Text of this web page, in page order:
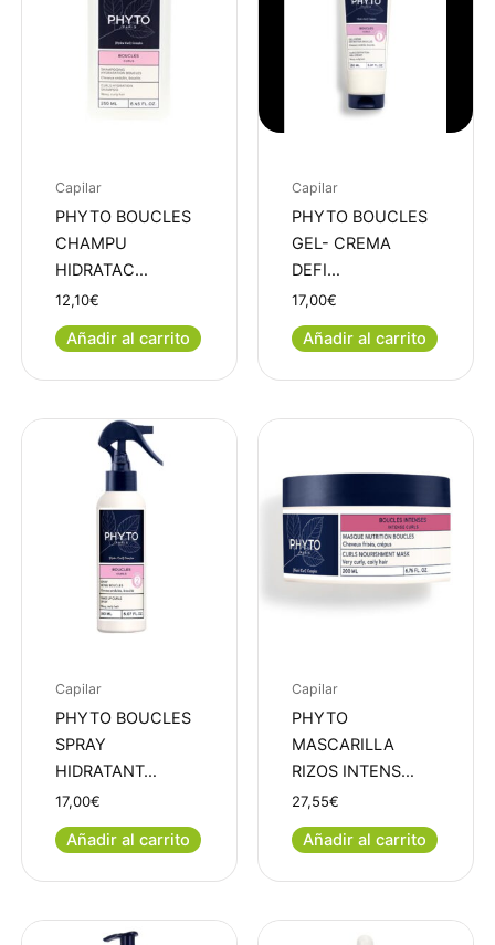
Capilar
PHYTO BOUCLES
CHAMPU
HIDRATAC…
12,10€
Añadir al carrito
Capilar
PHYTO BOUCLES
GEL- CREMA
DEFI…
17,00€
Añadir al carrito
Capilar
PHYTO BOUCLES
SPRAY
HIDRATANT…
17,00€
Añadir al carrito
Capilar
PHYTO
MASCARILLA
RIZOS INTENS…
27,55€
Añadir al carrito